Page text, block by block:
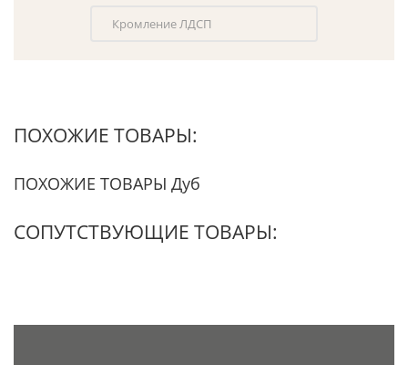
Кромление ЛДСП
ПОХОЖИЕ ТОВАРЫ:
ПОХОЖИЕ ТОВАРЫ Дуб
СОПУТСТВУЮЩИЕ ТОВАРЫ: